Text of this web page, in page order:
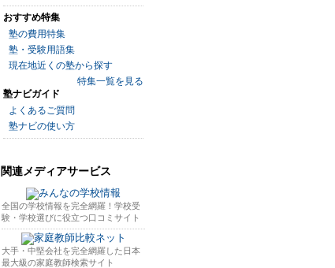
おすすめ特集
塾の費用特集
塾・受験用語集
現在地近くの塾から探す
特集一覧を見る
塾ナビガイド
よくあるご質問
塾ナビの使い方
関連メディアサービス
全国の学校情報を完全網羅！学校受
験・学校選びに役立つ口コミサイト
大手・中堅会社を完全網羅した日本
最大級の家庭教師検索サイト